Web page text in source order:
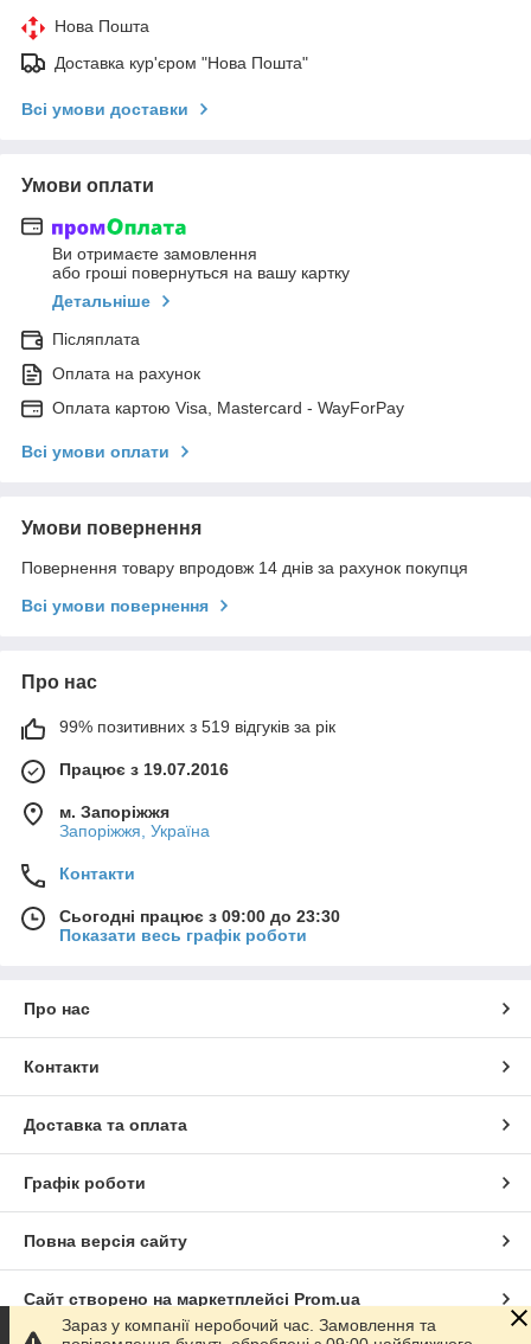
Нова Пошта
Доставка кур'єром "Нова Пошта"
Всі умови доставки
Умови оплати
Ви отримаєте замовлення
або гроші повернуться на вашу картку
Детальніше
Післяплата
Оплата на рахунок
Оплата картою Visa, Mastercard - WayForPay
Всі умови оплати
Умови повернення
Повернення товару впродовж 14 днів за рахунок покупця
Всі умови повернення
Про нас
99% позитивних з 519 відгуків за рік
Працює з 19.07.2016
м. Запоріжжя
Запоріжжя, Україна
Контакти
Сьогодні працює з 09:00 до 23:30
Показати весь графік роботи
Про нас
Контакти
Доставка та оплата
Графік роботи
Повна версія сайту
Сайт створено на маркетплейсі Prom.ua
Зараз у компанії неробочий час. Замовлення та